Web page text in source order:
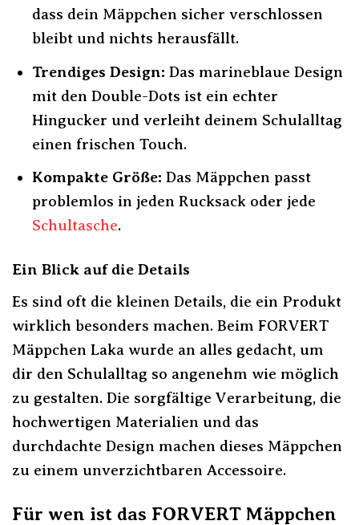
dass dein Mäppchen sicher verschlossen
bleibt und nichts herausfällt.
Trendiges Design: Das marineblaue Design
mit den Double-Dots ist ein echter
Hingucker und verleiht deinem Schulalltag
einen frischen Touch.
Kompakte Größe: Das Mäppchen passt
problemlos in jeden Rucksack oder jede
Schultasche.
Ein Blick auf die Details
Es sind oft die kleinen Details, die ein Produkt
wirklich besonders machen. Beim FORVERT
Mäppchen Laka wurde an alles gedacht, um
dir den Schulalltag so angenehm wie möglich
zu gestalten. Die sorgfältige Verarbeitung, die
hochwertigen Materialien und das
durchdachte Design machen dieses Mäppchen
zu einem unverzichtbaren Accessoire.
Für wen ist das FORVERT Mäppchen